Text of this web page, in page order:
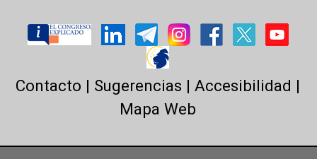
Contacto | Sugerencias |Accesibilidad |
Mapa Web